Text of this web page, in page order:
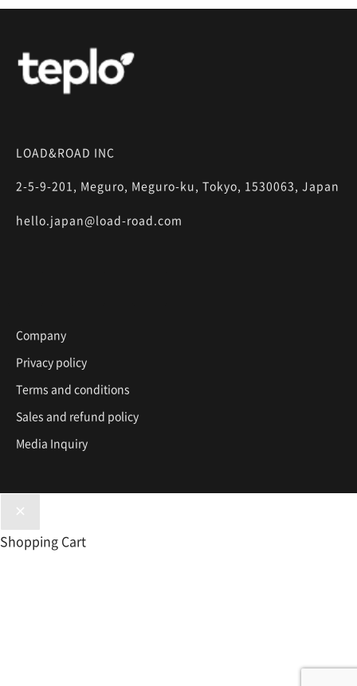
LOAD&ROAD INC
2-5-9-201, Meguro, Meguro-ku, Tokyo, 1530063, Japan
hello.japan@load-road.com
Company
Privacy policy
Terms and conditions
Sales and refund policy
Media Inquiry
Shopping Cart